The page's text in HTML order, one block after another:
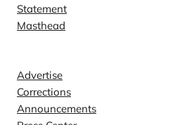
Statement
Masthead
Advertise
Corrections
Announcements